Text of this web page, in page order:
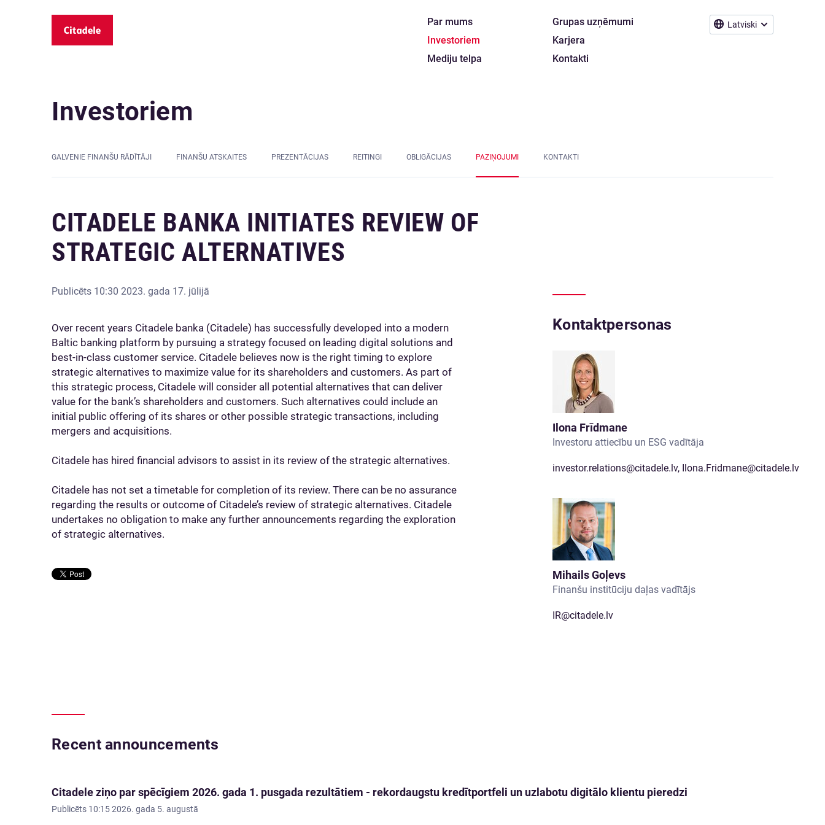
Latviski
Par mums
Investoriem
Mediju telpa
Grupas uzņēmumi
Karjera
Kontakti
Investoriem
GALVENIE FINANŠU RĀDĪTĀJI FINANŠU ATSKAITES PREZENTĀCIJAS REITINGI OBLIGĀCIJAS PAZIŅOJUMI KONTAKTI
CITADELE BANKA INITIATES REVIEW OF
STRATEGIC ALTERNATIVES
Publicēts 10:30 2023. gada 17. jūlijā
Over recent years Citadele banka (Citadele) has successfully developed into a modern
Baltic banking platform by pursuing a strategy focused on leading digital solutions and
best-in-class customer service. Citadele believes now is the right timing to explore
strategic alternatives to maximize value for its shareholders and customers. As part of
this strategic process, Citadele will consider all potential alternatives that can deliver
value for the bank’s shareholders and customers. Such alternatives could include an
initial public offering of its shares or other possible strategic transactions, including
mergers and acquisitions.
Citadele has hired financial advisors to assist in its review of the strategic alternatives.
Citadele has not set a timetable for completion of its review. There can be no assurance
regarding the results or outcome of Citadele’s review of strategic alternatives. Citadele
undertakes no obligation to make any further announcements regarding the exploration
of strategic alternatives.
Kontaktpersonas
Ilona Frīdmane
Investoru attiecību un ESG vadītāja
investor.relations@citadele.lv, Ilona.Fridmane@citadele.lv
Mihails Goļevs
Finanšu institūciju daļas vadītājs
IR@citadele.lv
Recent announcements
Citadele ziņo par spēcīgiem 2026. gada 1. pusgada rezultātiem - rekordaugstu kredītportfeli un uzlabotu digitālo klientu pieredzi
Publicēts 10:15 2026. gada 5. augustā